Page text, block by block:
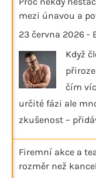
mezi únavou a
23 června 2026 -
Když
čím
určité fázi ale
zkušenost –
Firemní akce a
rozměr než